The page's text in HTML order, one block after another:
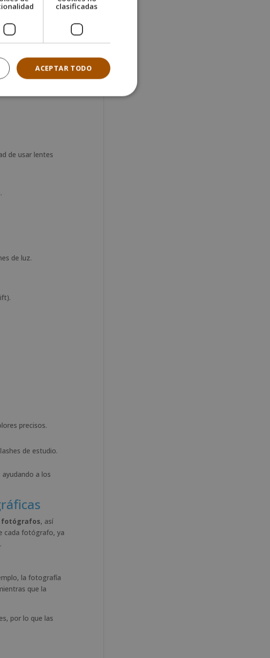
a condiciones
de usar lentes
de luz.
precisos.
de estudio.
a los
fotógrafos, así
cada fotógrafo, ya
la fotografía
que la
por lo que las
clasificadas
ACEPTAR TODO